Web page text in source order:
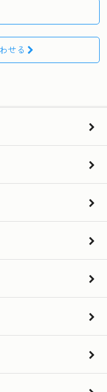
せる